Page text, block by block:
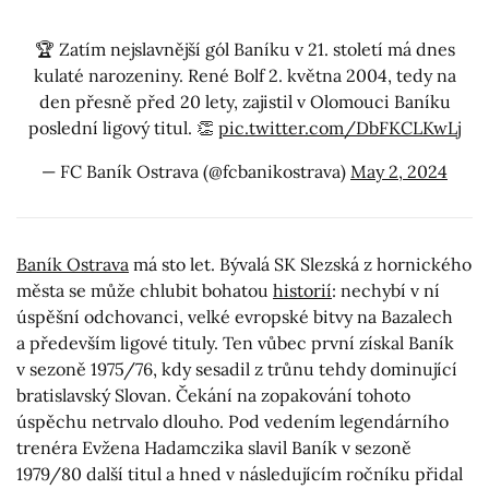
🏆 Zatím nejslavnější gól Baníku v 21. století má dnes
kulaté narozeniny. René Bolf 2. května 2004, tedy na
den přesně před 20 lety, zajistil v Olomouci Baníku
poslední ligový titul. 👏 pic.twitter.com/DbFKCLKwLj
— FC Baník Ostrava (@fcbanikostrava) May 2, 2024
Baník Ostrava má sto let. Bývalá SK Slezská z hornického
města se může chlubit bohatou historií: nechybí v ní
úspěšní odchovanci, velké evropské bitvy na Bazalech
a především ligové tituly. Ten vůbec první získal Baník
v sezoně 1975/76, kdy sesadil z trůnu tehdy dominující
bratislavský Slovan. Čekání na zopakování tohoto
úspěchu netrvalo dlouho. Pod vedením legendárního
trenéra Evžena Hadamczika slavil Baník v sezoně
1979/80 další titul a hned v následujícím ročníku přidal